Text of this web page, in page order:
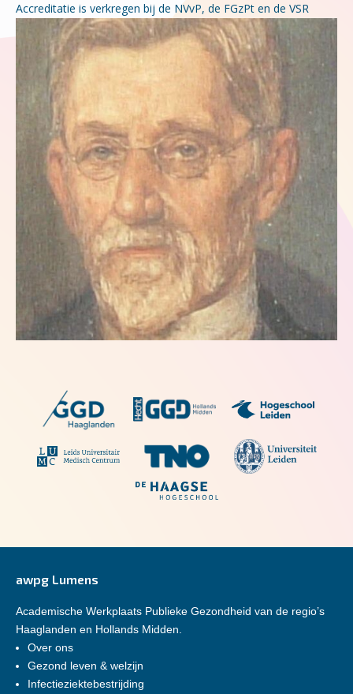
Accreditatie is verkregen bij de NVvP, de FGzPt en de VSR
awpg Lumens
Academische Werkplaats Publieke Gezondheid van de regio’s
Haaglanden en Hollands Midden.
Over ons
Gezond leven & welzijn
Infectieziektebestrijding